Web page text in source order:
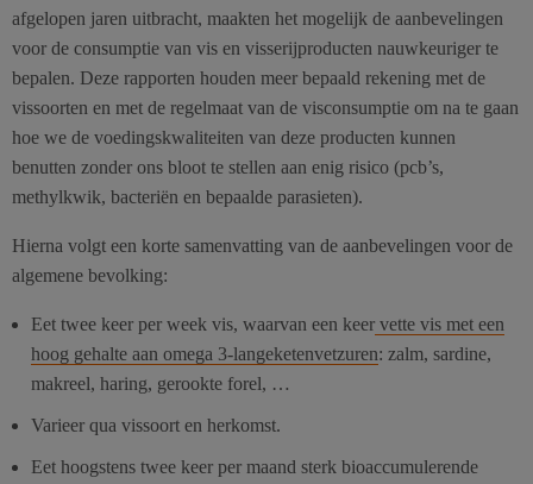
afgelopen jaren uitbracht, maakten het mogelijk de aanbevelingen
voor de consumptie van vis en visserijproducten nauwkeuriger te
bepalen. Deze rapporten houden meer bepaald rekening met de
vissoorten en met de regelmaat van de visconsumptie om na te gaan
hoe we de voedingskwaliteiten van deze producten kunnen
benutten zonder ons bloot te stellen aan enig risico (pcb’s,
methylkwik, bacteriën en bepaalde parasieten).
Hierna volgt een korte samenvatting van de aanbevelingen voor de
algemene bevolking:
Eet twee keer per week vis, waarvan een keer vette vis met een
hoog gehalte aan omega 3-langeketenvetzuren: zalm, sardine,
makreel, haring, gerookte forel, …
Varieer qua vissoort en herkomst.
Eet hoogstens twee keer per maand sterk bioaccumulerende